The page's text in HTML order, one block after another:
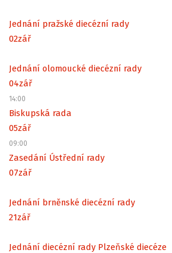
Jednání pražské diecézní rady
02zář
Jednání olomoucké diecézní rady
04zář
14:00
Biskupská rada
05zář
09:00
Zasedání Ústřední rady
07zář
Jednání brněnské diecézní rady
21zář
Jednání diecézní rady Plzeňské diecéze